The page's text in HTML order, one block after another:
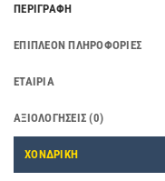
ΠΕΡΙΓΡΑΦΉ
ΕΠΙΠΛΈΟΝ ΠΛΗΡΟΦΟΡΊΕΣ
ΕΤΑΙΡΊΑ
ΑΞΙΟΛΟΓΉΣΕΙΣ (0)
ΧΟΝΔΡΙΚΗ